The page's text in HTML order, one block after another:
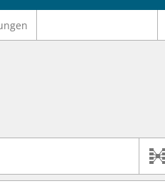
findet auch: "Pfarrerinitiative"